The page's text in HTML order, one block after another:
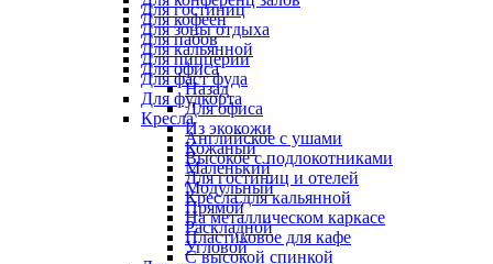
Для кофеен
Для пабов
Для пиццерии
Для фаст фуда
Для фудкорта
Кресла
Английское с ушами
Высокое с подлокотниками
Для гостиниц и отелей
Кресла для кальянной
На металлическом каркасе
Пластиковое для кафе
С высокой спинкой
Для гостиниц
Для зоны отдыха
Для кальянной
Для офиса
Назад
Для офиса
Из экокожи
Кожаный
Маленький
Модульный
Прямой
Раскладной
Угловой